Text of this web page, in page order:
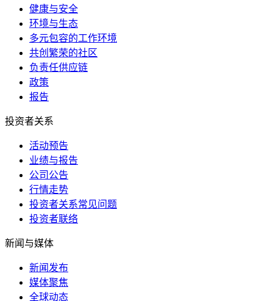
健康与安全
环境与生态
多元包容的工作环境
共创繁荣的社区
负责任供应链
政策
报告
投资者关系
活动预告
业绩与报告
公司公告
行情走势
投资者关系常见问题
投资者联络
新闻与媒体
新闻发布
媒体聚焦
全球动态